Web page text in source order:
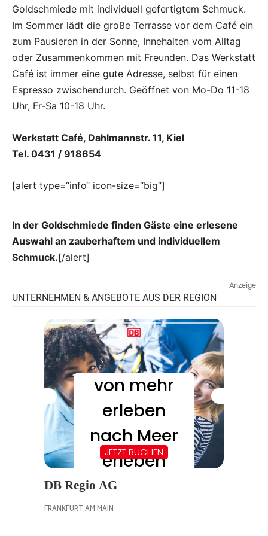
Goldschmiede mit individuell gefertigtem Schmuck.
Im Sommer lädt die große Terrasse vor dem Café ein
zum Pausieren in der Sonne, Innehalten vom Alltag
oder Zusammenkommen mit Freunden. Das Werkstatt
Café ist immer eine gute Adresse, selbst für einen
Espresso zwischendurch. Geöffnet von Mo-Do 11-18
Uhr, Fr-Sa 10-18 Uhr.
Werkstatt Café, Dahlmannstr. 11, Kiel
Tel. 0431 / 918654
[alert type=“info“ icon-size=“big“]
In der Goldschmiede finden Gäste eine erlesene
Auswahl an zauberhaftem und individuellem
Schmuck.[/alert]